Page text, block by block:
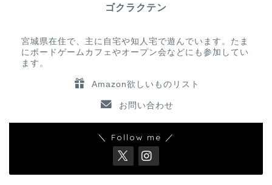
ゴクラクテン
宮城県在住で、主に自宅や知人宅で遊んでいます。たま
にボードゲームカフェやオープン会などにも参加してい
ます。
Amazon欲しいものリスト
お問い合わせ
＼ Follow me ／